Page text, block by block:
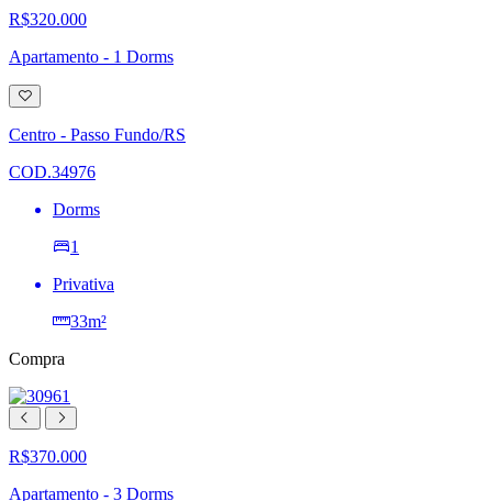
R$320.000
Apartamento - 1 Dorms
Adicionar
à
lista
de
Centro - Passo Fundo/RS
COD.34976
Dorms
1
Privativa
33m²
Compra
R$370.000
Apartamento - 3 Dorms